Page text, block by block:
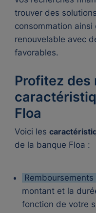
trouver des
consommation ainsi
renouvelable avec
favorables.
Profitez des
Floa
Voici les
de la banque Floa :
montant et la
fonction de votre